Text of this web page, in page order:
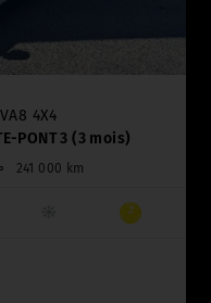
4X4
PONT 3 (3 mois)
⚬ 241 000 km